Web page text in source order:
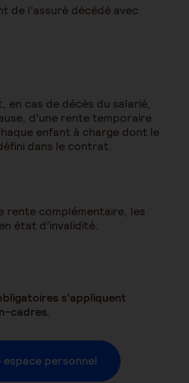
de l’assuré décédé avec
en cas de décès du salarié,
d’une rente temporaire
enfant à charge dont le
dans le contrat.
rente complémentaire, les
état d’invalidité.
s'appliquent
cadres.
personnel